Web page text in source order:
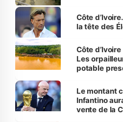
Côte
la tête des
Côte
Les
potable
Le montant
Infantino
vente de la